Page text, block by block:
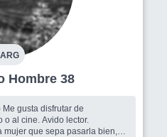
ARG
Villa Crespo Hombre 38
o al cine. Avido lector.
que sepa pasarla bien,